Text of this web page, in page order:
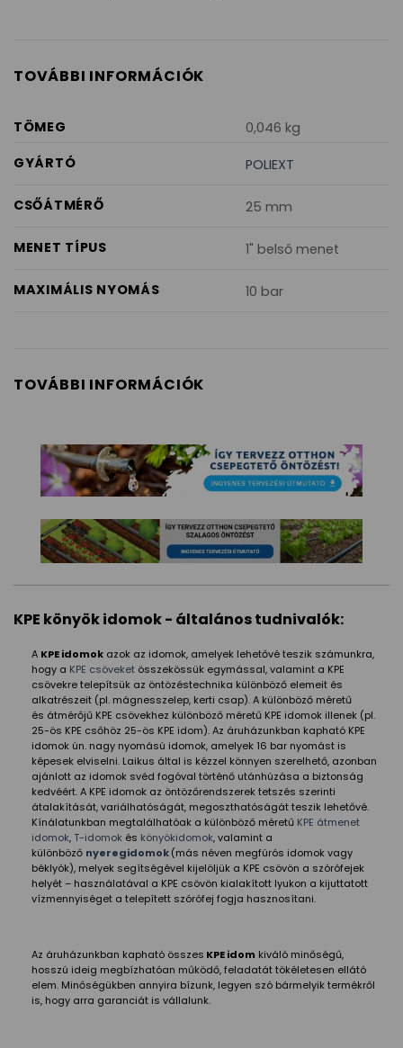
TOVÁBBI INFORMÁCIÓK
TÖMEG
0,046 kg
GYÁRTÓ
POLIEXT
CSŐÁTMÉRŐ 25 mm
MENET TÍPUS 1" belső menet
MAXIMÁLIS NYOMÁS 10 bar
TOVÁBBI INFORMÁCIÓK
KPE könyök idomok - általános tudnivalók:
A KPE idomok azok az idomok, amelyek lehetővé teszik számunkra,
hogy a KPE csöveket összekössük egymással, valamint a KPE
csövekre telepítsük az öntözéstechnika különböző elemeit és
alkatrészeit (pl. mágnesszelep, kerti csap). A különböző méretű
és átmérőjű KPE csövekhez különböző méretű KPE idomok illenek (pl.
25-ös KPE csőhöz 25-ös KPE idom). Az áruházunkban kapható KPE
idomok ún. nagy nyomású idomok, amelyek 16 bar nyomást is
képesek elviselni. Laikus által is kézzel könnyen szerelhető, azonban
ajánlott az idomok svéd fogóval történő utánhúzása a biztonság
kedvéért. A KPE idomok az öntözőrendszerek tetszés szerinti
átalakítását, variálhatóságát, megoszthatóságát teszik lehetővé.
Kínálatunkban megtalálhatóak a különböző méretű KPE átmenet
idomok, T-idomok és könyökidomok, valamint a
különböző nyeregidomok(más néven megfúrós idomok vagy
béklyók), melyek segítségével kijelöljük a KPE csövön a szórófejek
helyét – használatával a KPE csövön kialakított lyukon a kijuttatott
vízmennyiséget a telepített szórófej fogja hasznosítani.
Az áruházunkban kapható összes KPE idom kiváló minőségű,
hosszú ideig megbízhatóan működő, feladatát tökéletesen ellátó
elem. Minőségükben annyira bízunk, legyen szó bármelyik termékről
is, hogy arra garanciát is vállalunk.